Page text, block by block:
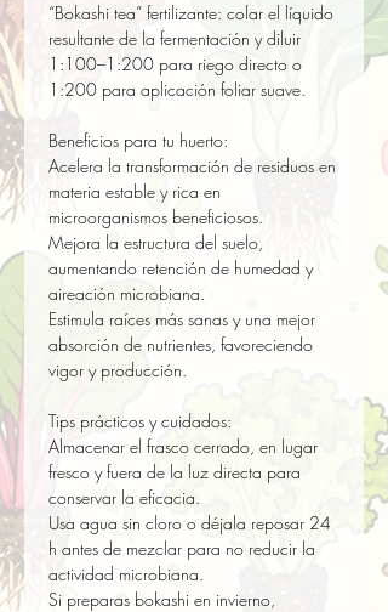
“Bokashi tea” fertilizante: colar el líquido
resultante de la fermentación y diluir
1:100–1:200 para riego directo o
1:200 para aplicación foliar suave.
Beneficios para tu huerto:
Acelera la transformación de residuos en
materia estable y rica en
microorganismos beneficiosos.
Mejora la estructura del suelo,
aumentando retención de humedad y
aireación microbiana.
Estimula raíces más sanas y una mejor
absorción de nutrientes, favoreciendo
vigor y producción.
Tips prácticos y cuidados:
Almacenar el frasco cerrado, en lugar
fresco y fuera de la luz directa para
conservar la eficacia.
Usa agua sin cloro o déjala reposar 24
h antes de mezclar para no reducir la
actividad microbiana.
Si preparas bokashi en invierno,